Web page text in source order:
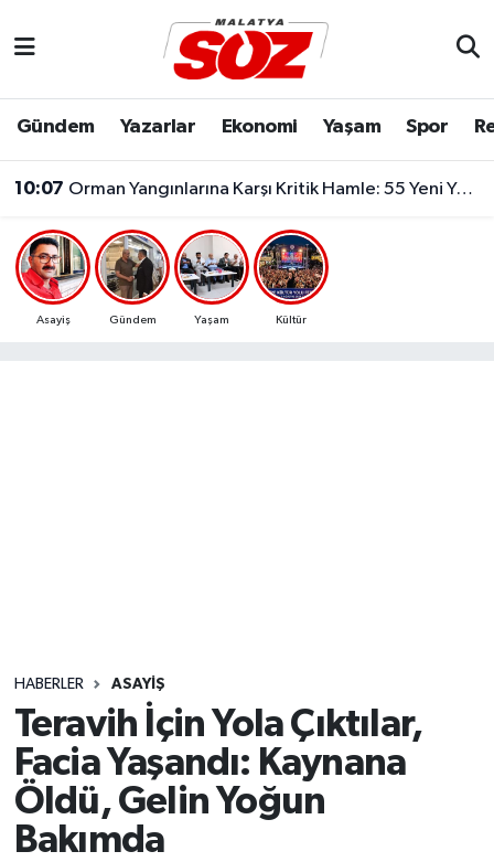
Gündem Yazarlar Ekonomi Yaşam Spor
10:07 Orman Yangınlarına Karşı Kritik Hamle: 55 Yeni Yangın Havuzu Daha Hizmete Alınacak..
Asayiş Gündem Yaşam Kültür
HABERLER ASAYIŞ
Teravih İçin Yola Çıktılar,
Facia Yaşandı: Kaynana
Öldü, Gelin Yoğun
Bakımda
Dünya
Eğitim
Ekonomi
Yaşam
Malatya Nöbetçi Eczaneler
Malatya Namaz Vakitleri
Malatya Trafik Yoğunluk Haritası
Süper Lig Puan Durumu ve Fikstür